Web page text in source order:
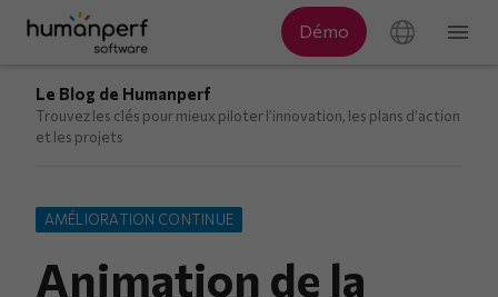
Le Blog de Humanperf
Trouvez les clés pour mieux piloter l’innovation, les plans d’action
et les projets
AMÉLIORATION CONTINUE
Animation de la